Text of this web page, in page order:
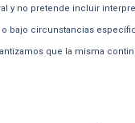
y no pretende incluir
bajo circunstancias
que la misma